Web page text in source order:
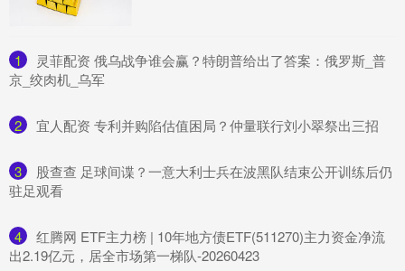
1
​灵菲配资 俄乌战争谁会赢？特朗普给出了答案：俄罗斯_普
京_绞肉机_乌军
2 ​宜人配资 专利并购陷估值困局？仲量联行刘小翠祭出三招
3
​股查查 足球间谍？一意大利士兵在波黑队结束公开训练后仍
驻足观看
4
​红腾网 ETF主力榜 | 10年地方债ETF(511270)主力资金净流
出2.19亿元，居全市场第一梯队-20260423